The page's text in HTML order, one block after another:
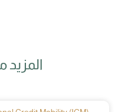
المزيد